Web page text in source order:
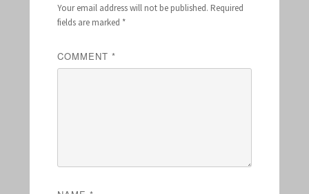
Your email address will not be published. Required
fields are marked *
COMMENT *